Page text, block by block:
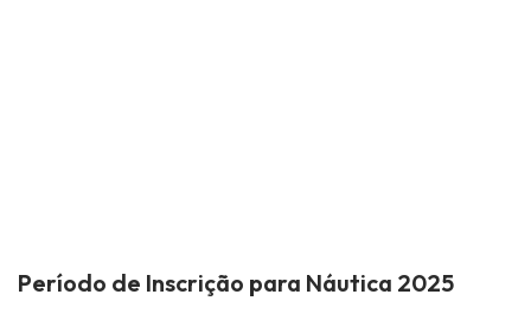
Período de Inscrição para Náutica 2025